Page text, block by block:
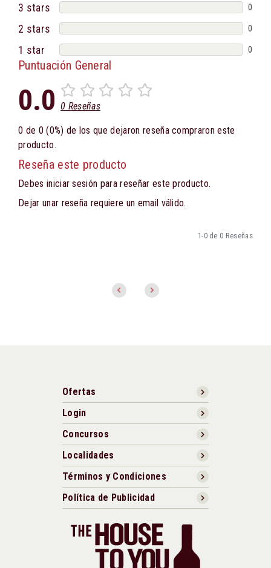
3 stars 0
2 stars 0
1 star 0
Puntuación General
0.0 0 Reseñas
0 de 0 (0%) de los que dejaron reseña compraron este
producto.
Reseña este producto
Debes iniciar sesión para reseñar este producto.
Dejar unar reseña requiere un email válido.
1-0 de 0 Reseñas
Ofertas
Login
Concursos
Localidades
Términos y Condiciones
Política de Publicidad